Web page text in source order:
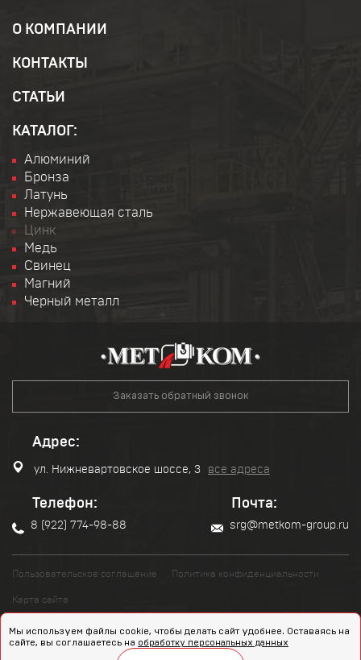
О КОМПАНИИ
КОНТАКТЫ
СТАТЬИ
КАТАЛОГ:
Алюминий
Бронза
Латунь
Нержавеющая сталь
Цинк
Медь
Свинец
Магний
Черный металл
Заказать обратный звонок
Адрес:
ул. Нижневартовское шоссе, 3 все адреса
Телефон:
8 (922) 774-98-88
Почта:
srg@metkom-group.ru
Пользовательское соглашение Политика конфиденциальности
Карта сайта
Разработка и продвижение сайта
Copyright 2022 © "МЕТКОМ-
Мы используем файлы cookie, чтобы делать сайт удобнее. Оставаясь на
сайте, вы соглашаетесь на обработку персональных данных